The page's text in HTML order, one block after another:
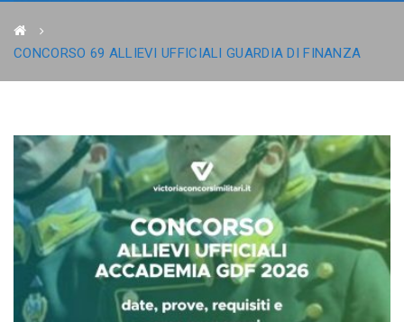
CONCORSO 69 ALLIEVI UFFICIALI GUARDIA DI FINANZA